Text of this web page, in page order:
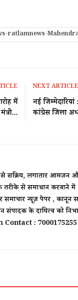
ratlamnews-
में
NEXT ARTICLE
नई
कांग्रेस जिला
से सक्रिय, लगातार
से समाधान करवाने में
समाचार न्यूज़ पेपर ,
संपादक के दायित्व को
: 7000175255